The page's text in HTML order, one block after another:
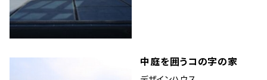
中庭を囲うコの字の家